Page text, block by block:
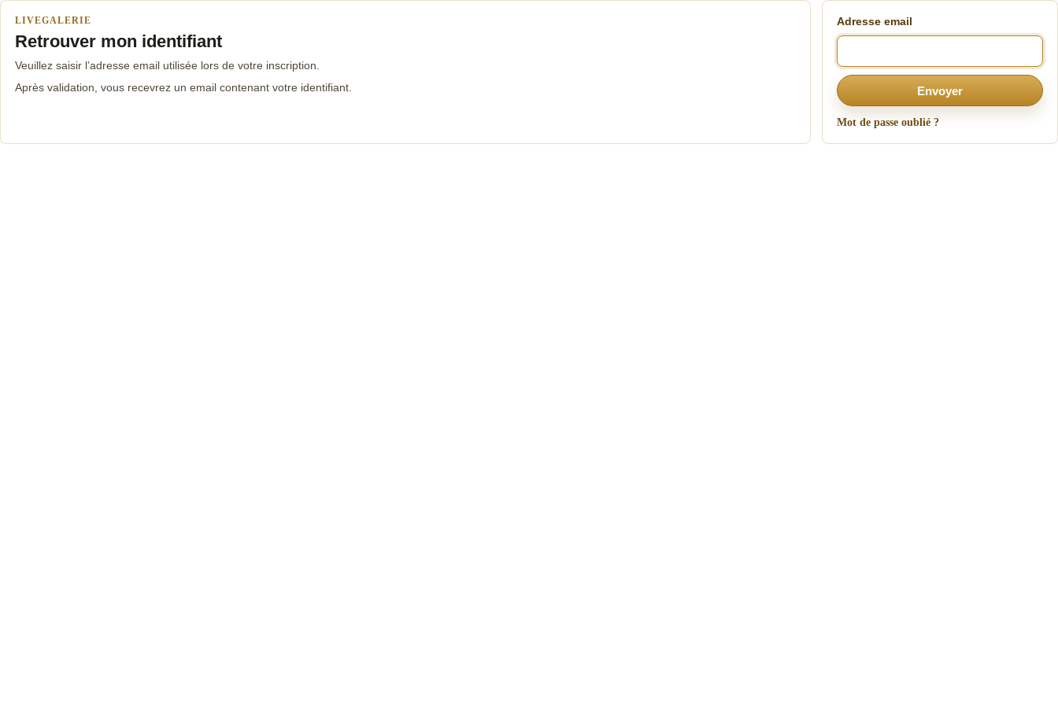
LIVEGALERIE
Retrouver mon identifiant
Veuillez saisir l’adresse email utilisée lors de votre inscription.
Après validation, vous recevrez un email contenant votre identifiant.
Adresse email
Envoyer
Mot de passe oublié ?